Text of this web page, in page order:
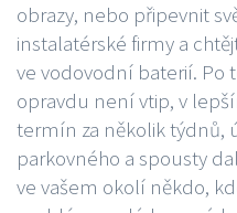
obrazy, nebo připevnit
instalatérské firmy a
ve vodovodní baterií. Po
opravdu není vtip, v
termín za několik týdnů,
parkovného a spousty
ve vašem okolí někdo,